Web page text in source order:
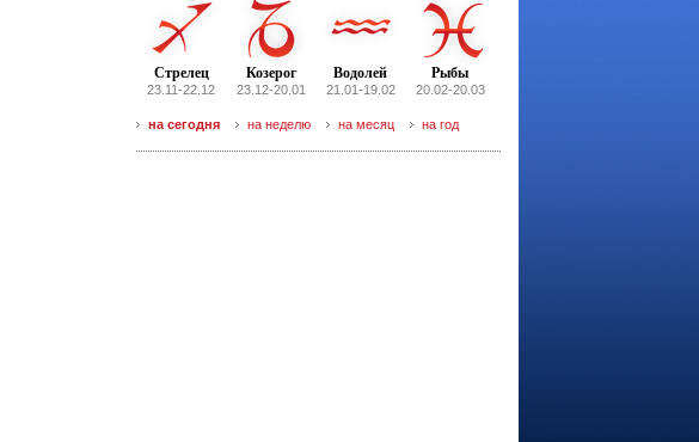
Стрелец
23.11-22.12
Козерог
23.12-20.01
Водолей
21.01-19.02
Рыбы
20.02-20.03
на сегодня на неделю на месяц на год